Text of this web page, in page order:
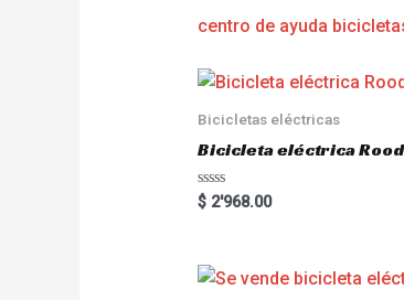
centro de ayuda
Bicicletas eléctricas
Bicicleta eléctrica
R
a
0
o
$2'968.00